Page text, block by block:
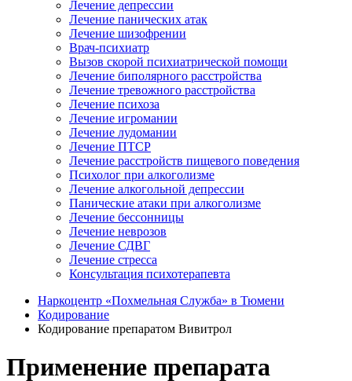
Лечение депрессии
Лечение панических атак
Лечение шизофрении
Врач-психиатр
Вызов скорой психиатрической помощи
Лечение биполярного расстройства
Лечение тревожного расстройства
Лечение психоза
Лечение игромании
Лечение лудомании
Лечение ПТСР
Лечение расстройств пищевого поведения
Психолог при алкоголизме
Лечение алкогольной депрессии
Панические атаки при алкоголизме
Лечение бессонницы
Лечение неврозов
Лечение СДВГ
Лечение стресса
Консультация психотерапевта
Наркоцентр «Похмельная Служба» в Тюмени
Кодирование
Кодирование препаратом Вивитрол
Применение препарата